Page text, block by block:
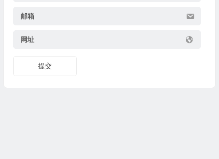
邮箱
网址
提交